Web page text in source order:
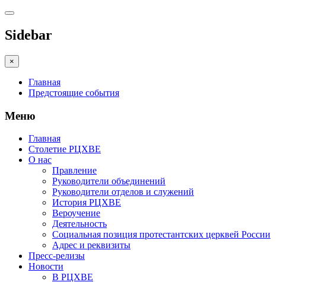
Sidebar
×
Главная
Предстоящие события
Меню
Главная
Столетие РЦХВЕ
О нас
Правление
Руководители объединений
Руководители отделов и служений
История РЦХВЕ
Вероучение
Деятельность
Социальная позиция протестантских церквей России
Адрес и реквизиты
Пресс-релизы
Новости
В РЦХВЕ